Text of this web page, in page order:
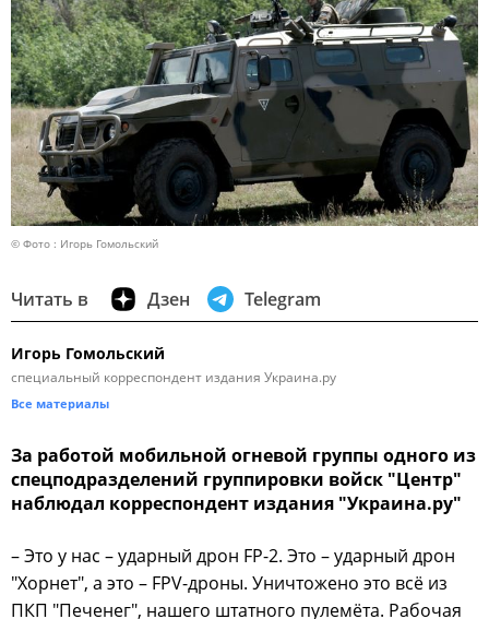
© Фото : Игорь Гомольский
Читать в Дзен Telegram
Игорь Гомольский
специальный корреспондент издания Украина.ру
Все материалы
За работой мобильной огневой группы одного из
спецподразделений группировки войск "Центр"
наблюдал корреспондент издания "Украина.ру"
– Это у нас – ударный дрон FP-2. Это – ударный дрон
"Хорнет", а это – FPV-дроны. Уничтожено это всё из
ПКП "Печенег", нашего штатного пулемёта. Рабочая